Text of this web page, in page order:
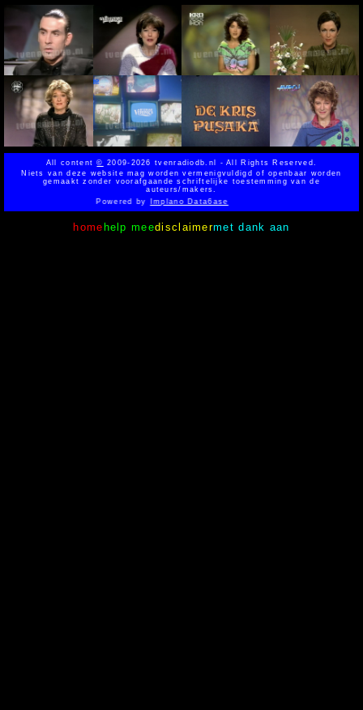
All content© 2009-2026 tvenradiodb.nl - All Rights Reserved.
Niets van deze website mag worden vermenigvuldigd of openbaar worden
gemaakt zonder voorafgaande schriftelijke toestemming van de
auteurs/makers.
Powered byImplano Data6ase
home help meedisclaimermet dank aan